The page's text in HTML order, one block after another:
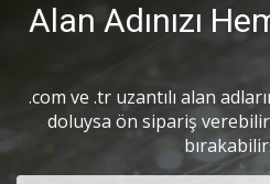
Alan Adınızı
.com ve .tr uzantılı alan
doluysa ön sipariş